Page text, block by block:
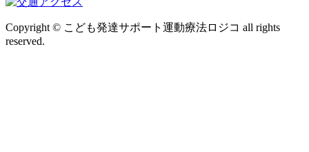
Copyright © こども発達サポート運動療法ロジコ all rights
reserved.